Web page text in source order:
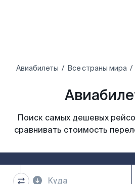
Авиабилеты Все страны мира
Поиск самых дешевых
сравнивать стоимость